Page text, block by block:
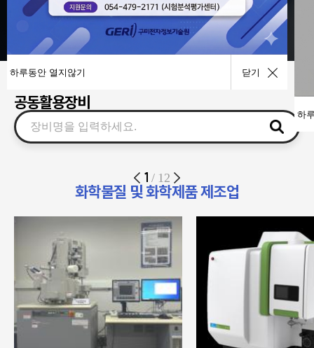
사업공고
공동활용장비
화학물질 및 화학제품 제조업
1 / 12
하루동안 열지않기 닫기
하